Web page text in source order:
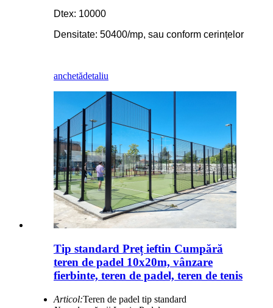
Dtex: 10000
Densitate: 50400/mp, sau conform cerințelor
anchetădetaliu
Tip standard Preț ieftin Cumpără
teren de padel 10x20m, vânzare
fierbinte, teren de padel, teren de tenis
Articol:Teren de padel tip standard